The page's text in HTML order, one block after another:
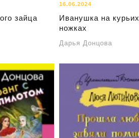
зайца
16.06.2024
Иванушка на курьих
ножках
Дарья Донцова